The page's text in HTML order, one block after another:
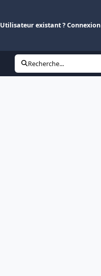
Utilisateur existant ? Connexion
Recherche...